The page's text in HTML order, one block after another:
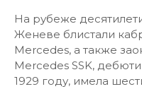
На рубеже
Женеве блистали
Mercedes, а также
Mercedes SSK,
1929 году, имела